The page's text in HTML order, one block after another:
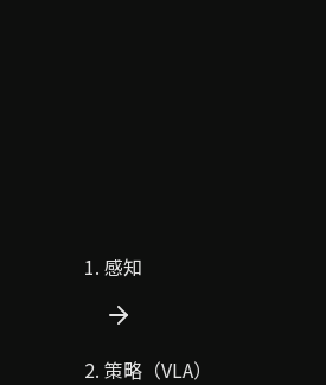
感知
策略（VLA）